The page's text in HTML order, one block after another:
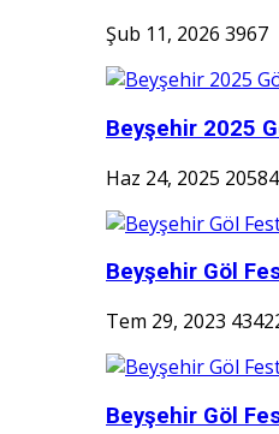
Şub 11, 2026 3967
Beyşehir 2025
Haz 24, 2025 20584
Beyşehir Göl
Tem 29, 2023
Beyşehir Göl